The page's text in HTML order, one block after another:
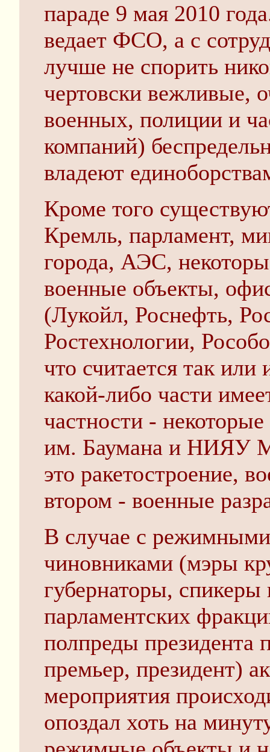
параде 9 мая 2010
ведает ФСО, а с
лучше не спорить
чертовски вежливые,
военных, полиции и
компаний)
владеют
Кроме того
Кремль, парламент,
города, АЭС,
военные объекты,
(Лукойл, Роснефть,
Ростехнологии,
что считается так или
какой-либо части
частности -
им. Баумана и НИЯУ
это ракетостроение,
втором - военные
В случае с
чиновниками (мэры
губернаторы,
парламентских
полпреды президента
премьер, президент)
мероприятия
опоздал хоть на